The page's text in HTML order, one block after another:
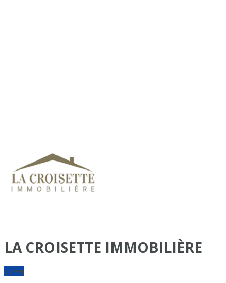
LA CROISETTE IMMOBILIÈRE
Suivre